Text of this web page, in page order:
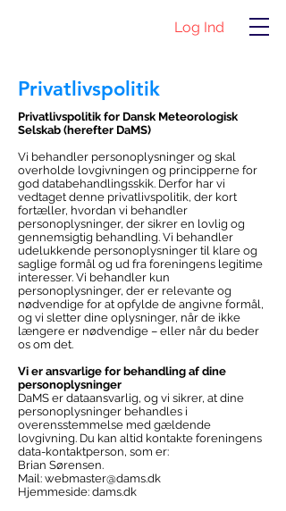
Log Ind
Privatlivspolitik
Privatlivspolitik for Dansk Meteorologisk
Selskab (herefter DaMS)
Vi behandler personoplysninger og skal
overholde lovgivningen og principperne for
god databehandlingsskik. Derfor har vi
vedtaget denne privatlivspolitik, der kort
fortæller, hvordan vi behandler
personoplysninger, der sikrer en lovlig og
gennemsigtig behandling. Vi behandler
udelukkende personoplysninger til klare og
saglige formål og ud fra foreningens legitime
interesser. Vi behandler kun
personoplysninger, der er relevante og
nødvendige for at opfylde de angivne formål,
og vi sletter dine oplysninger, når de ikke
længere er nødvendige – eller når du beder
os om det.
Vi er ansvarlige for behandling af dine
personoplysninger
DaMS er dataansvarlig, og vi sikrer, at dine
personoplysninger behandles i
overensstemmelse med gældende
lovgivning. Du kan altid kontakte foreningens
data-kontaktperson, som er:
Brian Sørensen.
Mail: webmaster@dams.dk
Hjemmeside: dams.dk